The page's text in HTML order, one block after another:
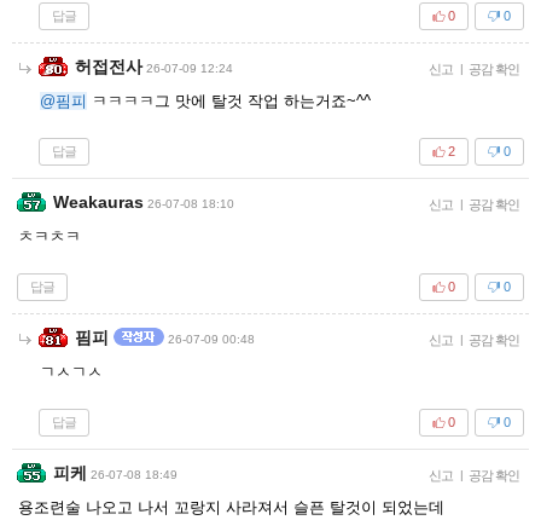
답글 0
0
허접전사 26-07-09 12:24 신고 | 공감 확인
@핌피 ㅋㅋㅋㅋ그 맛에 탈것 작업 하는거죠~^^
답글 0
2
Weakauras 26-07-08 18:10 신고 | 공감 확인
ㅊㅋㅊㅋ
답글 0
0
핌피 26-07-09 00:48 신고 | 공감 확인
ㄱㅅㄱㅅ
답글 0
0
피케 26-07-08 18:49 신고 | 공감 확인
용조련술 나오고 나서 꼬랑지 사라져서 슬픈 탈것이 되었는데